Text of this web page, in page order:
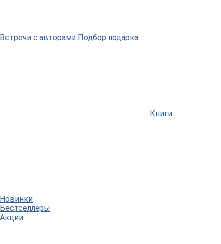
Встречи с авторами Подбор подарка
Книги
Новинки
Бестселлеры
Акции